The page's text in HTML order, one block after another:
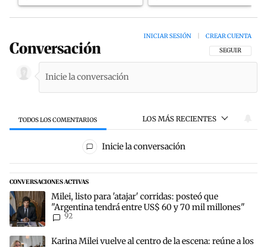
Conversación SIGA ESTA
SEGUIR
INICIAR SESIÓN CREAR CUENTA
TODOS LOS COMENTARIOS LOS MÁS RECIENTES
Todos los comentarios
Inicie la conversación
CONVERSACIONES ACTIVAS
Este listado muestra los artículos con más comentarios en los
Un artículo de tendencia con el título "Milei, listo para 'atajar'
Milei, listo para 'atajar' corridas: posteó que
"Argentina tendrá entre US$ 60 y 70 mil millones"
92
Un artículo de tendencia con el título "Karina Milei vuelve al centro
Karina Milei vuelve al centro de la escena: reúne a los